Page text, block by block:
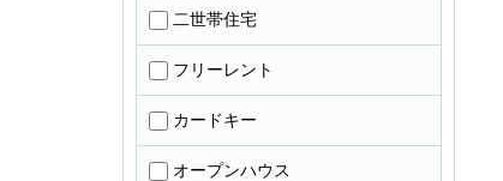
二世帯住宅
フリーレント
カードキー
オープンハウス